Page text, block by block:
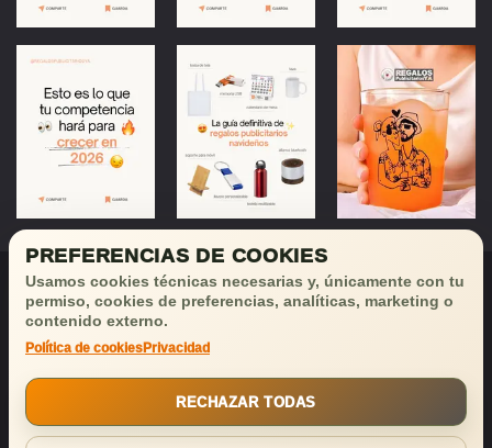
buenas noticias!
PREFERENCIAS DE COOKIES
Usamos cookies técnicas necesarias y, únicamente con tu
permiso, cookies de preferencias, analíticas, marketing o
contenido externo.
Política de cookies Privacidad
RECHAZAR TODAS